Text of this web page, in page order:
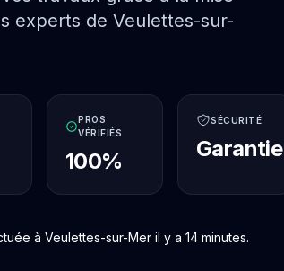
experts de Veulettes-sur-
PROS
VÉRIFIÉS
100%
SÉCURITÉ
Garantie
à Veulettes-sur-Mer il y a 14 minutes.